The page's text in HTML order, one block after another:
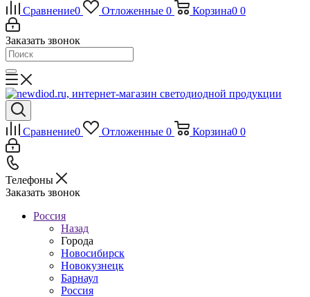
Сравнение0 Отложенные 0 Корзина0 0
Заказать звонок
Сравнение0 Отложенные 0 Корзина0 0
Телефоны
Заказать звонок
Россия
Назад
Города
Новосибирск
Новокузнецк
Барнаул
Россия